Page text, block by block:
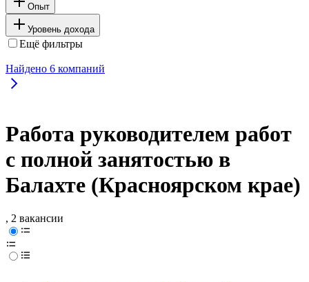
Опыт
Уровень дохода
Ещё фильтры
Найдено 6 компаний
Работа руководителем работ
с полной занятостью в
Балахте (Красноярском крае)
, 2 вакансии